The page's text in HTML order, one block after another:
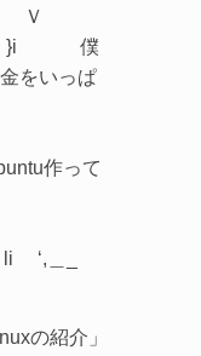
僕
をいっぱ
作って
_
の紹介」